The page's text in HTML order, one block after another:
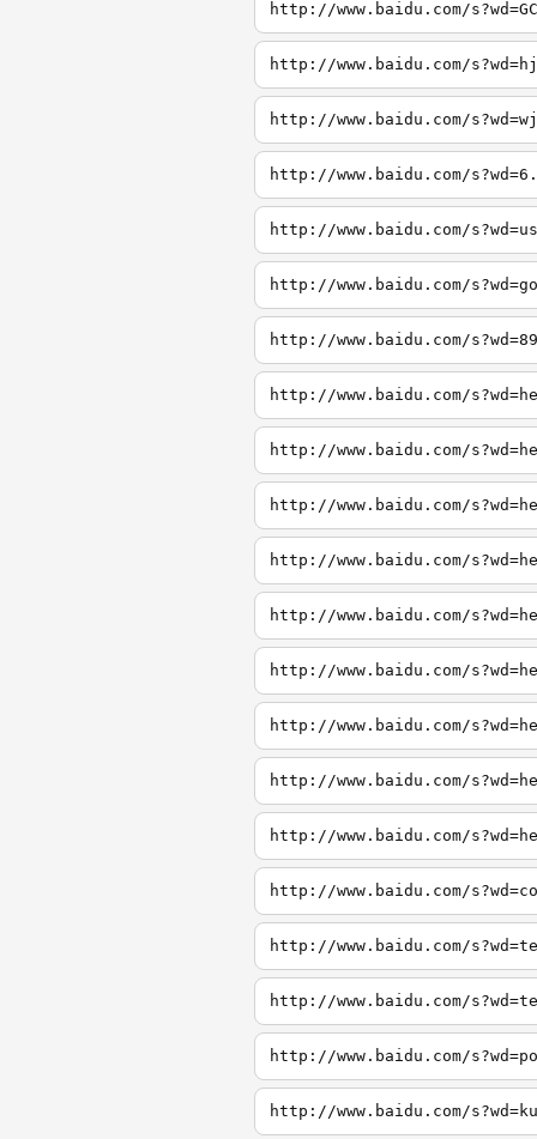
http://www.baidu.com/
http://www.baidu.com/
http://www.baidu.com/
http://www.baidu.com/
http://www.baidu.com/
http://www.baidu.com/
http://www.baidu.com/
http://www.baidu.com/
http://www.baidu.com/
http://www.baidu.com/
http://www.baidu.com/
http://www.baidu.com/
http://www.baidu.com/
http://www.baidu.com/
http://www.baidu.com/
http://www.baidu.com/
http://www.baidu.com/
http://www.baidu.com/
http://www.baidu.com/
http://www.baidu.com/
http://www.baidu.com/